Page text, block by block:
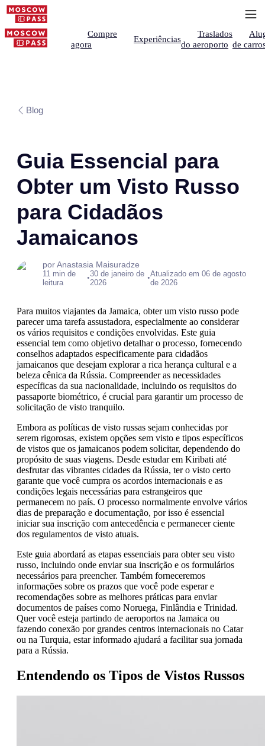
Compre
agora
Experiências
Traslados
do aeroporto de
Blog
Guia Essencial para
Obter um Visto Russo
para Cidadãos
Jamaicanos
por Anastasia Maisuradze
11 min de
leitura
•30 de janeiro de
2026
•Atualizado em 06 de agosto
de 2026
Para muitos viajantes da Jamaica, obter um visto russo pode
parecer uma tarefa assustadora, especialmente ao considerar
os vários requisitos e condições envolvidas. Este guia
essencial tem como objetivo detalhar o processo, fornecendo
conselhos adaptados especificamente para cidadãos
jamaicanos que desejam explorar a rica herança cultural e a
beleza cênica da Rússia. Compreender as necessidades
específicas da sua nacionalidade, incluindo os requisitos do
passaporte biométrico, é crucial para garantir um processo de
solicitação de visto tranquilo.
Embora as políticas de visto russas sejam conhecidas por
serem rigorosas, existem opções sem visto e tipos específicos
de vistos que os jamaicanos podem solicitar, dependendo do
propósito de suas viagens. Desde estudar em Kiribati até
desfrutar das vibrantes cidades da Rússia, ter o visto certo
garante que você cumpra os acordos internacionais e as
condições legais necessárias para estrangeiros que
permanecem no país. O processo normalmente envolve vários
dias de preparação e documentação, por isso é essencial
iniciar sua inscrição com antecedência e permanecer ciente
dos regulamentos de visto atuais.
Este guia abordará as etapas essenciais para obter seu visto
russo, incluindo onde enviar sua inscrição e os formulários
necessários para preencher. Também forneceremos
informações sobre os prazos que você pode esperar e
recomendações sobre as melhores práticas para enviar
documentos de países como Noruega, Finlândia e Trinidad.
Quer você esteja partindo de aeroportos na Jamaica ou
fazendo conexão por grandes centros internacionais no Catar
ou na Turquia, estar informado ajudará a facilitar sua jornada
para a Rússia.
Entendendo os Tipos de Vistos Russos